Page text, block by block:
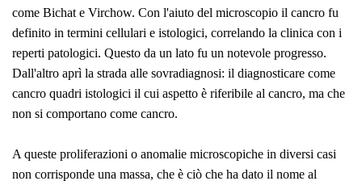
come Bichat e Virchow. Con l'aiuto del microscopio il cancro fu
definito in termini cellulari e istologici, correlando la clinica con i
reperti patologici. Questo da un lato fu un notevole progresso.
Dall'altro aprì la strada alle sovradiagnosi: il diagnosticare come
cancro quadri istologici il cui aspetto è riferibile al cancro, ma che
non si comportano come cancro.
A queste proliferazioni o anomalie microscopiche in diversi casi
non corrisponde una massa, che è ciò che ha dato il nome al